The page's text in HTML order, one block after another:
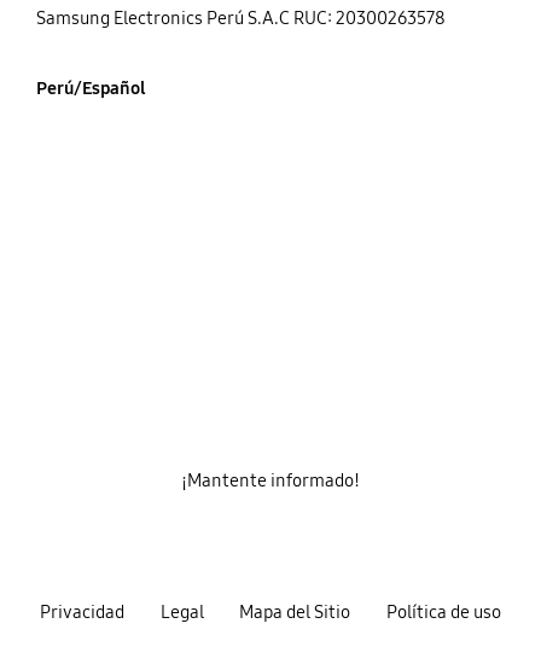
Samsung Electronics Perú S.A.C RUC: 20300263578
Perú/Español
Privacidad Legal Mapa del Sitio Política de uso
¡Mantente informado!